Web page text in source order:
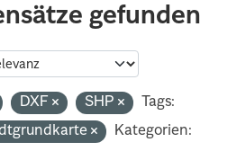
gefunden
DXF SHP
Tags:
Kategorien: